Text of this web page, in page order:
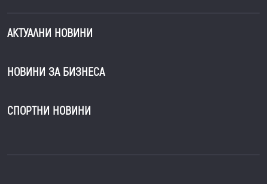
АКТУАЛНИ НОВИНИ
НОВИНИ ЗА БИЗНЕСА
СПОРТНИ НОВИНИ